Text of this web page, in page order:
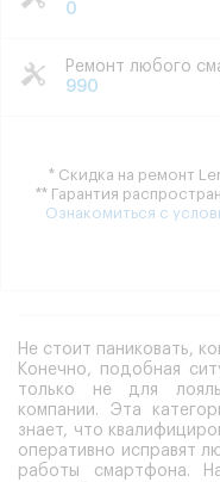
0
Ремонт любого
990
* Скидка на ремонт
** Гарантия
Ознакомиться с
Не стоит паниковать,
Конечно, подобная
только не для
компании. Эта
знает, что
оперативно исправят
работы смартфона.